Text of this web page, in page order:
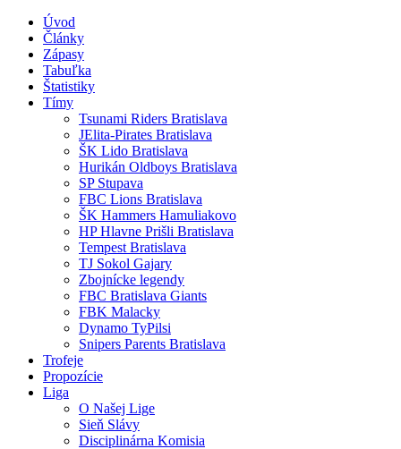
Úvod
Články
Zápasy
Tabuľka
Štatistiky
Tímy
Tsunami Riders Bratislava
JElita-Pirates Bratislava
ŠK Lido Bratislava
Hurikán Oldboys Bratislava
SP Stupava
FBC Lions Bratislava
ŠK Hammers Hamuliakovo
HP Hlavne Prišli Bratislava
Tempest Bratislava
TJ Sokol Gajary
Zbojnícke legendy
FBC Bratislava Giants
FBK Malacky
Dynamo TyPilsi
Snipers Parents Bratislava
Trofeje
Propozície
Liga
O Našej Lige
Sieň Slávy
Disciplinárna Komisia